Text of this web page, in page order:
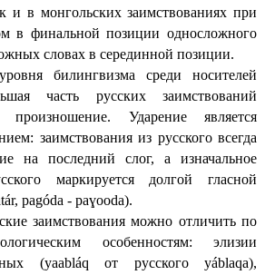
и в монгольских заимствованиях при
в финальной позиции односложного
словах в серединной позиции.
билингвизма среди носителей
часть русских заимствований
произношение. Ударение является
заимствования из русского всегда
на последний слог, а изначальное
маркируется долгой гласной
pagóda - paɣooda).
заимствования можно отличить по
особенностям: элизии
(yaabláq от русского yáblaqa),